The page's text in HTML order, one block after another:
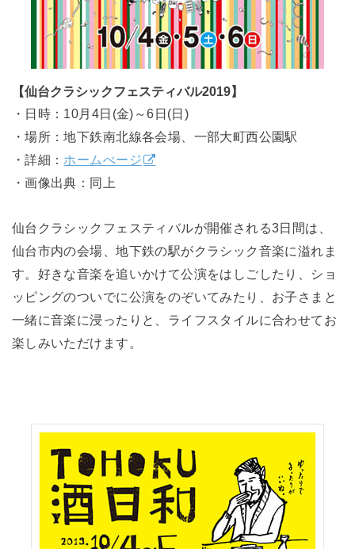
【仙台クラシックフェスティバル2019】
・日時：10月4日(金)～6日(日)
・場所：地下鉄南北線各会場、一部大町西公園駅
・詳細： ホームぺージ
・画像出典：同上
仙台クラシックフェスティバルが開催される3日間は、
仙台市内の会場、地下鉄の駅がクラシック音楽に溢れま
す。好きな音楽を追いかけて公演をはしごしたり、ショ
ッピングのついでに公演をのぞいてみたり、お子さまと
一緒に音楽に浸ったりと、ライフスタイルに合わせてお
楽しみいただけます。